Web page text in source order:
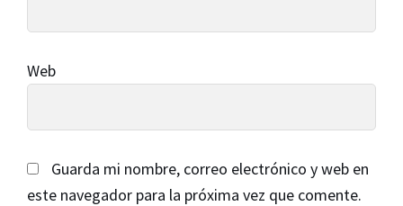
Web
Guarda mi nombre, correo electrónico y web en
este navegador para la próxima vez que comente.